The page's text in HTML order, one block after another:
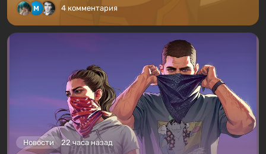
4 комментария
Новости 22 часа назад